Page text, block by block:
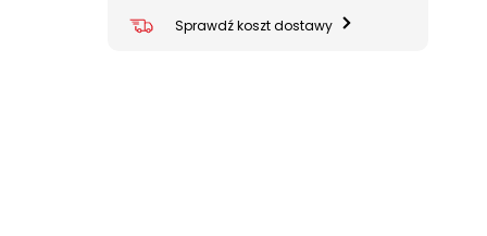
Sprawdź koszt dostawy